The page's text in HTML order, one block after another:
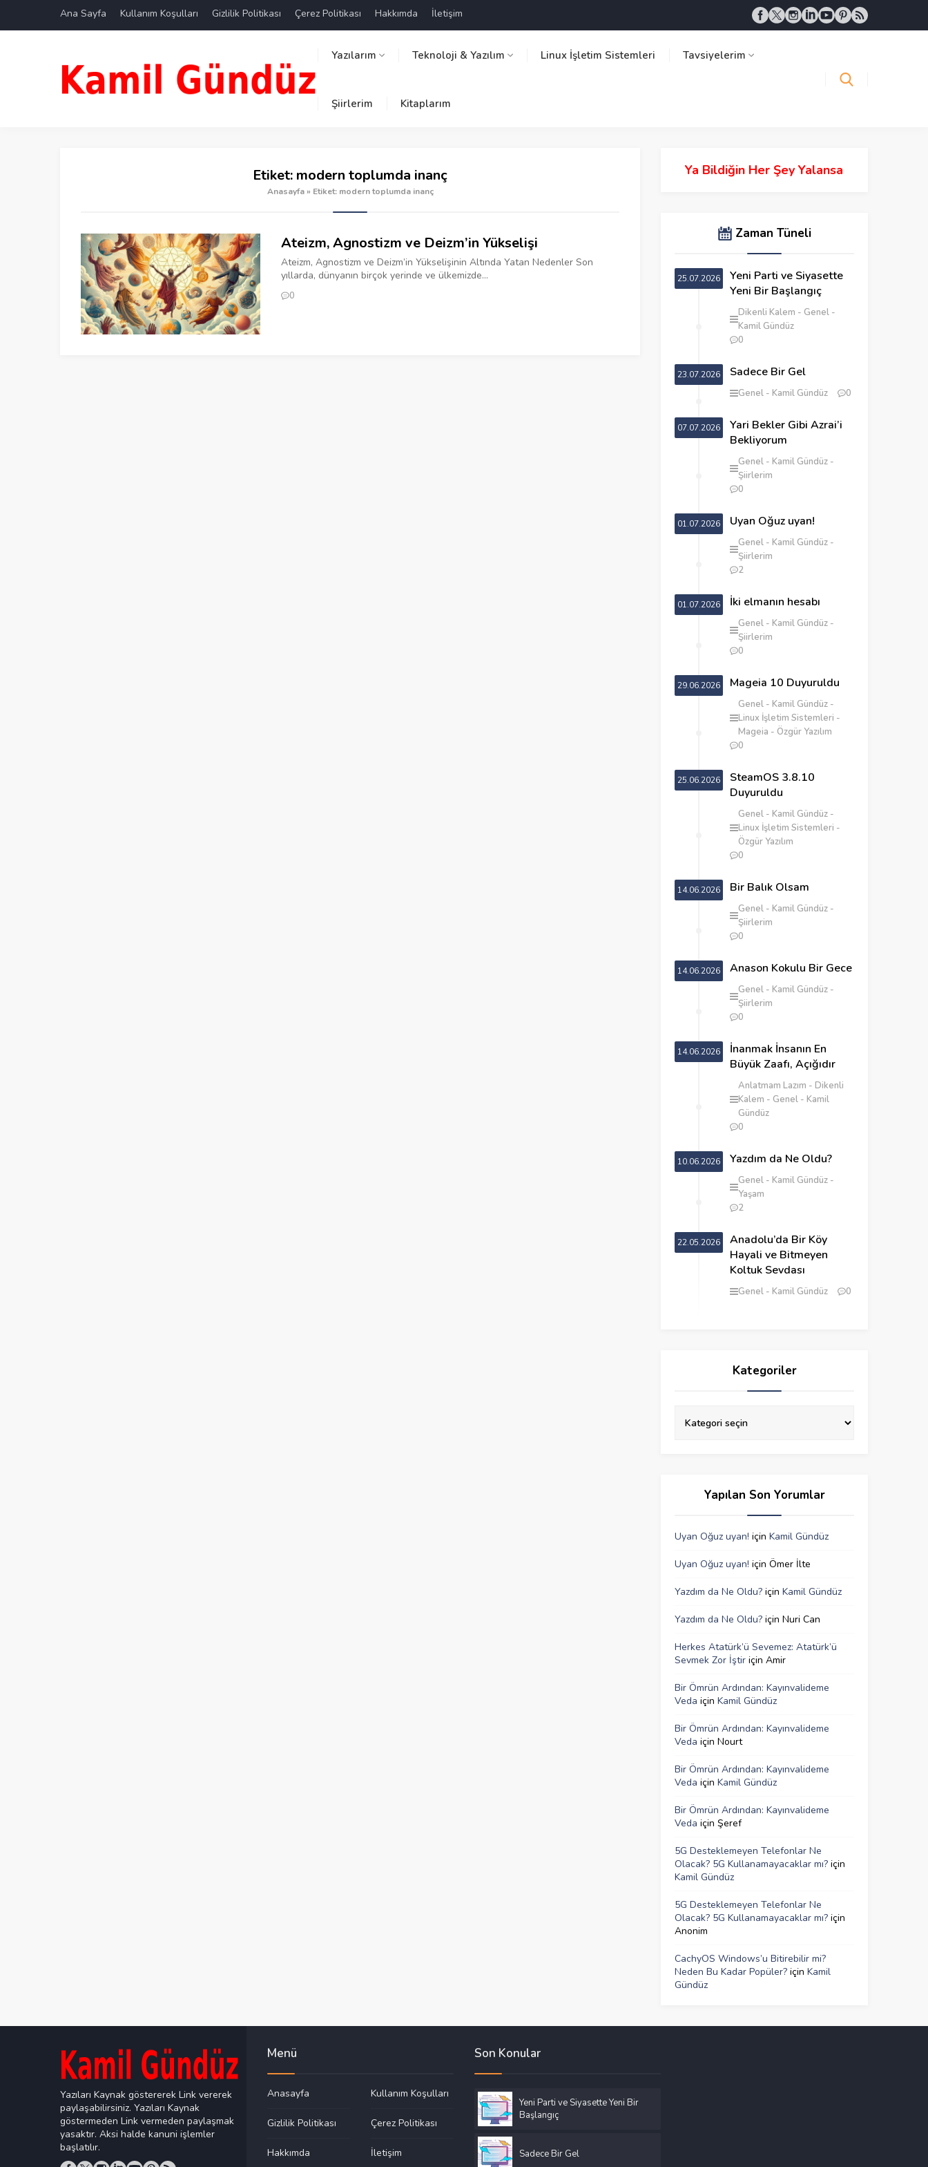
Ana Sayfa Kullanım Koşulları Gizlilik Politikası Çerez Politikası Hakkımda İletişim
Yazılarım Teknoloji & Yazılım Linux İşletim Sistemleri Tavsiyelerim
Şiirlerim Kitaplarım
Etiket: modern toplumda inanç
Anasayfa » Etiket: modern toplumda inanç
Ateizm, Agnostizm ve Deizm’in Yükselişi
Ateizm, Agnostizm ve Deizm’in Yükselişinin Altında Yatan Nedenler Son
yıllarda, dünyanın birçok yerinde ve ülkemizde...
0
Ya Bildiğin Her Şey Yalansa
Zaman Tüneli
25.07.2026
Yeni Parti ve Siyasette
Yeni Bir Başlangıç
Dikenli Kalem
Genel
Kamil Gündüz
0
23.07.2026 Sadece Bir Gel
Genel Kamil Gündüz 0
07.07.2026
Yari Bekler Gibi Azrai’i
Bekliyorum
Genel
Kamil Gündüz
Şiirlerim
0
01.07.2026 Uyan Oğuz uyan!
Genel
Kamil Gündüz
Şiirlerim
2
01.07.2026 İki elmanın hesabı
Genel
Kamil Gündüz
Şiirlerim
0
29.06.2026 Mageia 10 Duyuruldu
Genel
Kamil Gündüz
Linux İşletim Sistemleri
Mageia
Özgür Yazılım
0
25.06.2026
SteamOS 3.8.10
Duyuruldu
Genel
Kamil Gündüz
Linux İşletim Sistemleri
Özgür Yazılım
0
14.06.2026 ‎Bir Balık Olsam
Genel
Kamil Gündüz
Şiirlerim
0
14.06.2026 Anason Kokulu Bir Gece
Genel
Kamil Gündüz
Şiirlerim
0
14.06.2026
İnanmak İnsanın En
Büyük Zaafı, Açığıdır
Anlatmam Lazım
Dikenli
Kalem
Genel
Kamil
Gündüz
0
10.06.2026 Yazdım da Ne Oldu?
Genel
Kamil Gündüz
Yaşam
2
22.05.2026
Anadolu’da Bir Köy
Hayali ve Bitmeyen
Koltuk Sevdası
Genel Kamil Gündüz 0
Kategoriler
Yapılan Son Yorumlar
Uyan Oğuz uyan! için Kamil Gündüz
Uyan Oğuz uyan! için Ömer İlte
Yazdım da Ne Oldu? için Kamil Gündüz
Yazdım da Ne Oldu? için Nuri Can
Herkes Atatürk’ü Sevemez: Atatürk’ü
Sevmek Zor İştir için Amir
Bir Ömrün Ardından: Kayınvalideme
Veda için Kamil Gündüz
Bir Ömrün Ardından: Kayınvalideme
Veda için Nourt
Bir Ömrün Ardından: Kayınvalideme
Veda için Kamil Gündüz
Bir Ömrün Ardından: Kayınvalideme
Veda için Şeref
5G Desteklemeyen Telefonlar Ne
Olacak? 5G Kullanamayacaklar mı? için
Kamil Gündüz
5G Desteklemeyen Telefonlar Ne
Olacak? 5G Kullanamayacaklar mı? için
Anonim
CachyOS Windows’u Bitirebilir mi?
Neden Bu Kadar Popüler? için Kamil
Gündüz
Yazıları Kaynak göstererek Link vererek
paylaşabilirsiniz. Yazıları Kaynak
göstermeden Link vermeden paylaşmak
yasaktır. Aksi halde kanuni işlemler
başlatılır.
Menü
Anasayfa Kullanım Koşulları
Gizlilik Politikası Çerez Politikası
Hakkımda İletişim
Son Konular
Yeni Parti ve Siyasette Yeni Bir
Başlangıç
Sadece Bir Gel